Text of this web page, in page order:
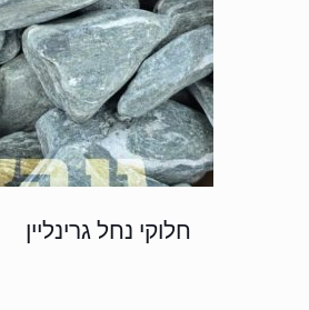
חלוקי נחל גרינליין